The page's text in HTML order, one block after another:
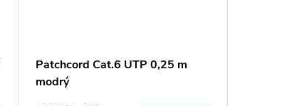
Patchcord Cat.6 UTP 0,25 m
modrý